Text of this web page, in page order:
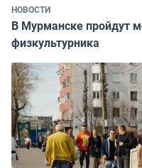
НОВОСТИ
В Мурманске пройдут
физкультурника